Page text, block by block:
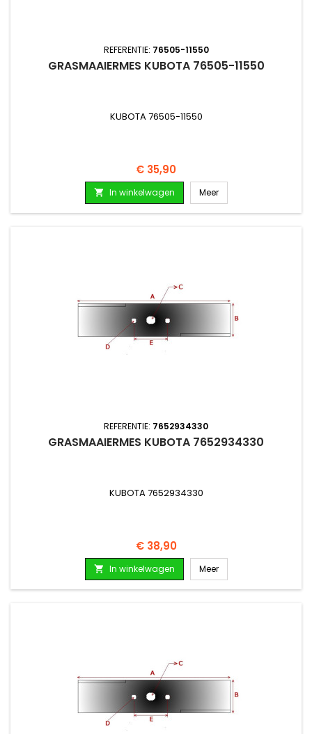
REFERENTIE: 76505-11550
GRASMAAIERMES KUBOTA 76505-11550
KUBOTA 76505-11550
Prijs
€ 35,90
 In winkelwagen Meer
REFERENTIE: 7652934330
GRASMAAIERMES KUBOTA 7652934330
KUBOTA 7652934330
Prijs
€ 38,90
 In winkelwagen Meer